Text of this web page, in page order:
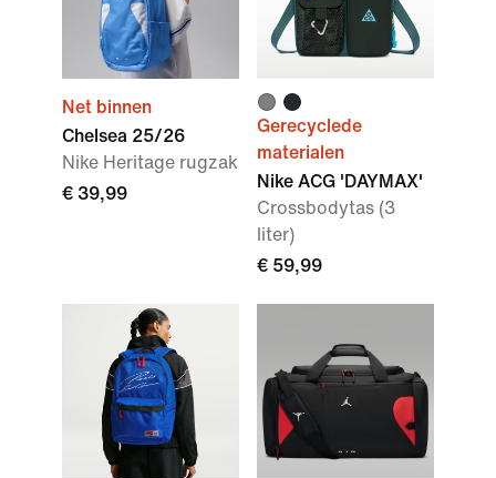
Net binnen
Chelsea 25/26
Nike Heritage rugzak
€ 39,99
Gerecyclede
materialen
Nike ACG 'DAYMAX'
Crossbodytas (3
liter)
€ 59,99